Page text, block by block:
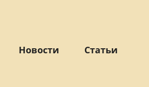
Новости Статьи